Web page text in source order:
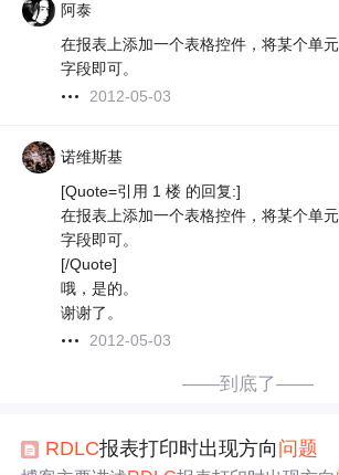
阿泰
在报表上添加一个表格控件，将某个单
字段即可。
2012-05-03
诺维斯基
[Quote=引用 1 楼 的回复:]
在报表上添加一个表格控件，将某个单
字段即可。
[/Quote]
哦，是的。
谢谢了。
2012-05-03
——到底了——
RDLC报表打印时出现方向 问题